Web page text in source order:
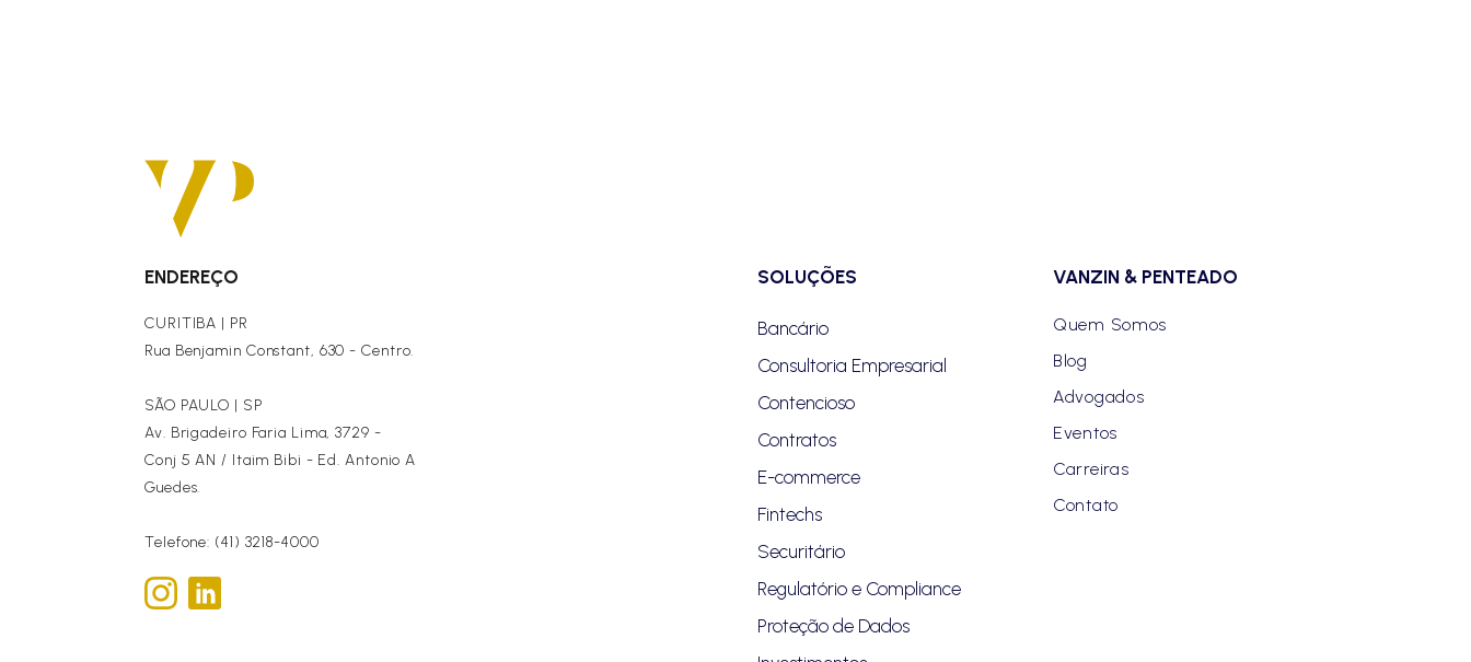
ENDEREÇO
CURITIBA | PR
Rua Benjamin Constant, 630 - Centro.
SÃO PAULO | SP
Av. Brigadeiro Faria Lima, 3729 -
Conj 5 AN / Itaim Bibi - Ed. Antonio A
Guedes.
Telefone: (41) 3218-4000
SOLUÇÕES
Bancário
Consultoria Empresarial
Contencioso
Contratos
E-commerce
Fintechs
Securitário
Regulatório e Compliance
Proteção de Dados
VANZIN & PENTEADO
Quem Somos
Blog
Advogados
Eventos
Carreiras
Contato